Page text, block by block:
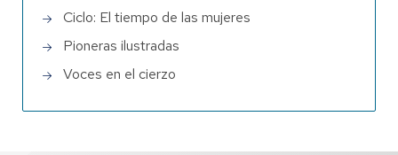
Ciclo: El tiempo de las mujeres
Pioneras ilustradas
Voces en el cierzo